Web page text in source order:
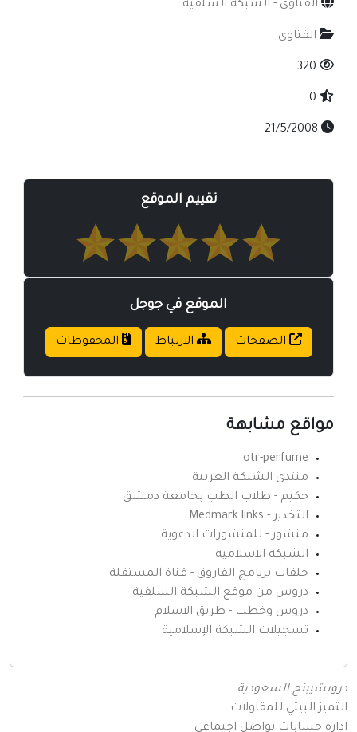
الفتاوى - الشبكة السلفية
الفتاوى
تقييم الموقع
الموقع في جوجل
الصفحات الارتباط المحفوظات
مواقع مشابهة
otr-perfume
منتدى الشبكة العربية
حكيم - طلاب الطب بجامعة دمشق
التخدير - Medmark links
منشور - للمنشورات الدعوية
الشبكة الاسلامية
حلقات برنامج الفاروق - قناة المستقلة
دروس من موقع الشبكة السلفية
دروس وخطب - طريق الاسلام
تسجيلات الشبكة الإسلامية
دروبشيبنج السعودية
التميز البيئي للمقاولات
ادارة حسابات تواصل اجتماعي